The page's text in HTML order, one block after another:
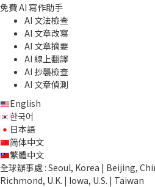
免費 AI 寫作助手
AI 文法檢查
AI 文章改寫
AI 文章摘要
AI 線上翻譯
AI 抄襲檢查
AI 文章偵測
English
한국어
日本語
简体中文
繁體中文
全球辦事處 : Seoul, Korea | Beijing,
Richmond, U.K. | Iowa, U.S. | Taiwan